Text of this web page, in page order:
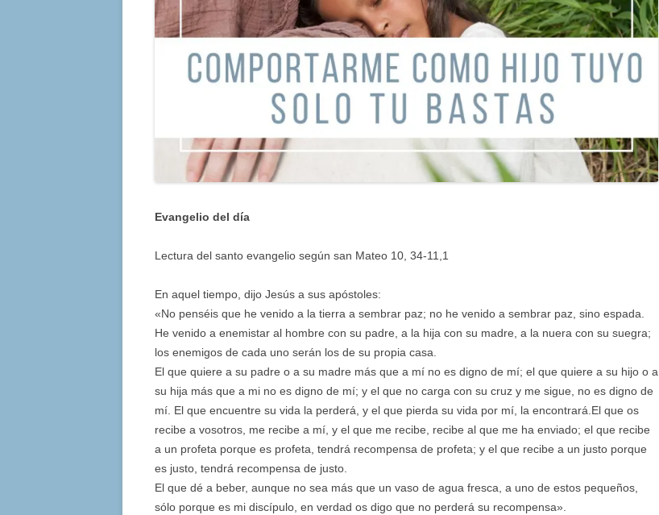
Evangelio del día
Lectura del santo evangelio según san Mateo 10, 34-11,1
En aquel tiempo, dijo Jesús a sus apóstoles:
«No penséis que he venido a la tierra a sembrar paz; no he venido a sembrar paz, sino espada.
He venido a enemistar al hombre con su padre, a la hija con su madre, a la nuera con su suegra;
los enemigos de cada uno serán los de su propia casa.
El que quiere a su padre o a su madre más que a mí no es digno de mí; el que quiere a su hijo o a
su hija más que a mi no es digno de mí; y el que no carga con su cruz y me sigue, no es digno de
mí. El que encuentre su vida la perderá, y el que pierda su vida por mí, la encontrará.El que os
recibe a vosotros, me recibe a mí, y el que me recibe, recibe al que me ha enviado; el que recibe
a un profeta porque es profeta, tendrá recompensa de profeta; y el que recibe a un justo porque
es justo, tendrá recompensa de justo.
El que dé a beber, aunque no sea más que un vaso de agua fresca, a uno de estos pequeños,
sólo porque es mi discípulo, en verdad os digo que no perderá su recompensa».